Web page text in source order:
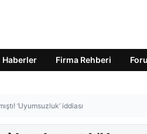
Haberler Firma Rehberi
‘Uyumsuzluk’ iddiası